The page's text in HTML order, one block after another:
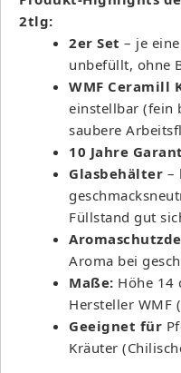
2tlg:
2er Set – je
unbefüllt, ohne
WMF Ceramill
einstellbar (fein
saubere
10 Jahre
Glasbehälter –
Füllstand gut
Aroma bei
Maße: Höhe 14
Hersteller WMF
Geeignet für
Kräuter